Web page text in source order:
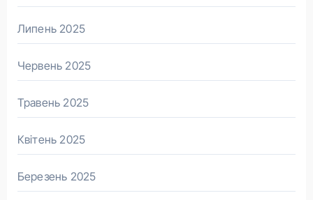
Липень 2025
Червень 2025
Травень 2025
Квітень 2025
Березень 2025